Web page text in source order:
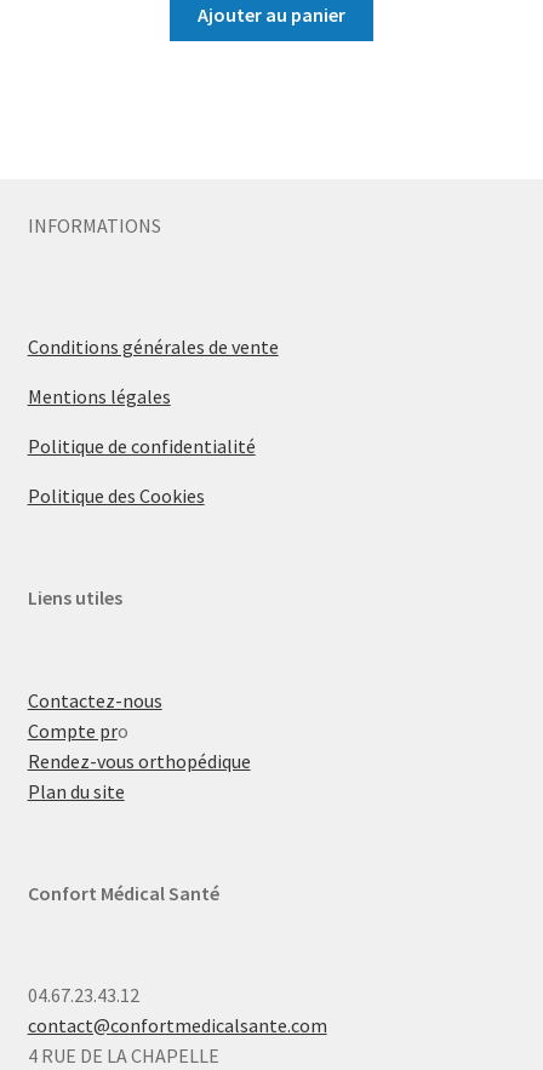
Ajouter au panier
INFORMATIONS
Conditions générales de vente
Mentions légales
Politique de confidentialité
Politique des Cookies
Liens utiles
Contactez-nous
Compte pro
Rendez-vous orthopédique
Plan du site
Confort Médical Santé
04.67.23.43.12
contact@confortmedicalsante.com
4 RUE DE LA CHAPELLE